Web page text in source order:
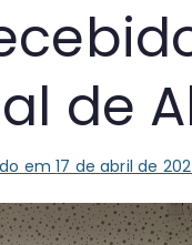
de
em17 de abril de